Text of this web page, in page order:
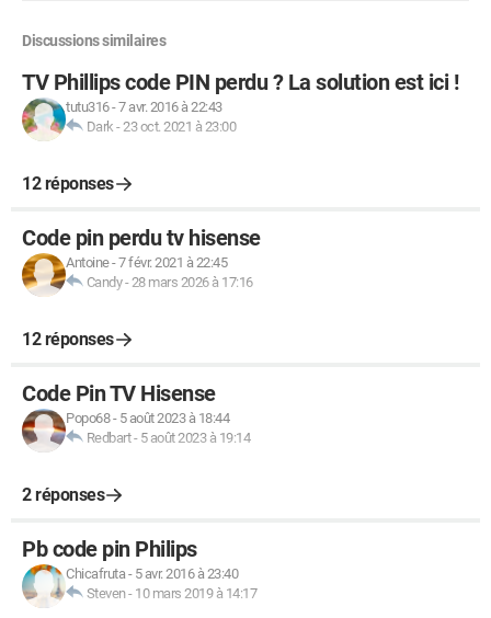
Discussions similaires
TV Phillips code PIN perdu ? La solution est ici !
tutu316-7 avr. 2016 à 22:43
Dark -23 oct. 2021 à 23:00
12 réponses
Code pin perdu tv hisense
Antoine-7 févr. 2021 à 22:45
Candy-28 mars 2026 à 17:16
12 réponses
Code Pin TV Hisense
Popo68- 5 août 2023 à 18:44
Redbart- 5 août 2023 à 19:14
2 réponses
Pb code pin Philips
Chicafruta - 5 avr. 2016 à 23:40
Steven- 10 mars 2019 à 14:17